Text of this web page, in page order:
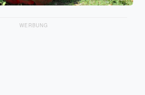
WERBUNG